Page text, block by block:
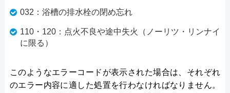
032：浴槽の排水栓の閉め忘れ
110・120：点火不良や途中失火（ノーリツ・リンナイ
に限る）
このようなエラーコードが表示された場合は、それぞれ
のエラー内容に適した処置を行わなければなりません。